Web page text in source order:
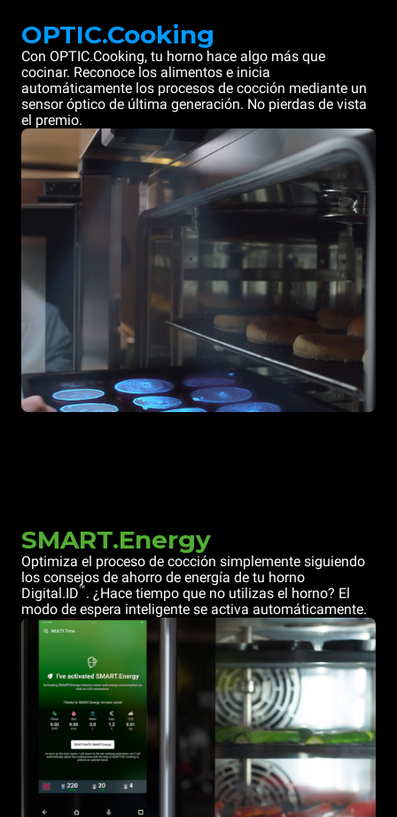
OPTIC.Cooking
Con OPTIC.Cooking, tu horno hace algo más que
cocinar. Reconoce los alimentos e inicia
automáticamente los procesos de cocción mediante un
sensor óptico de última generación. No pierdas de vista
el premio.
SMART.Energy
Optimiza el proceso de cocción simplemente siguiendo
los consejos de ahorro de energía de tu horno
Digital.ID™. ¿Hace tiempo que no utilizas el horno? El
modo de espera inteligente se activa automáticamente.